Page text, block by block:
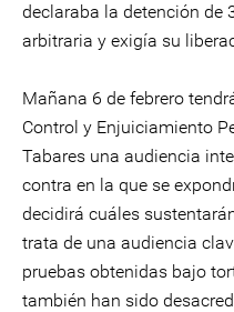
declaraba la detención de
arbitraria y exigía su
Mañana 6 de febrero
Control y Enjuiciamiento
Tabares una audiencia
contra en la que se
decidirá cuáles
trata de una audiencia
pruebas obtenidas bajo
también han sido